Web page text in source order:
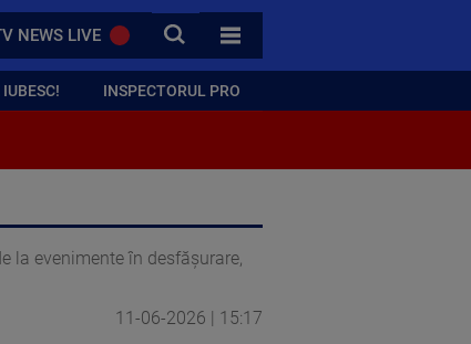
NEWS LIVE CAUTA
TOATE CATEGORIILE
INSPECTORUL PRO
la evenimente în desfășurare,
11-06-2026 | 15:17